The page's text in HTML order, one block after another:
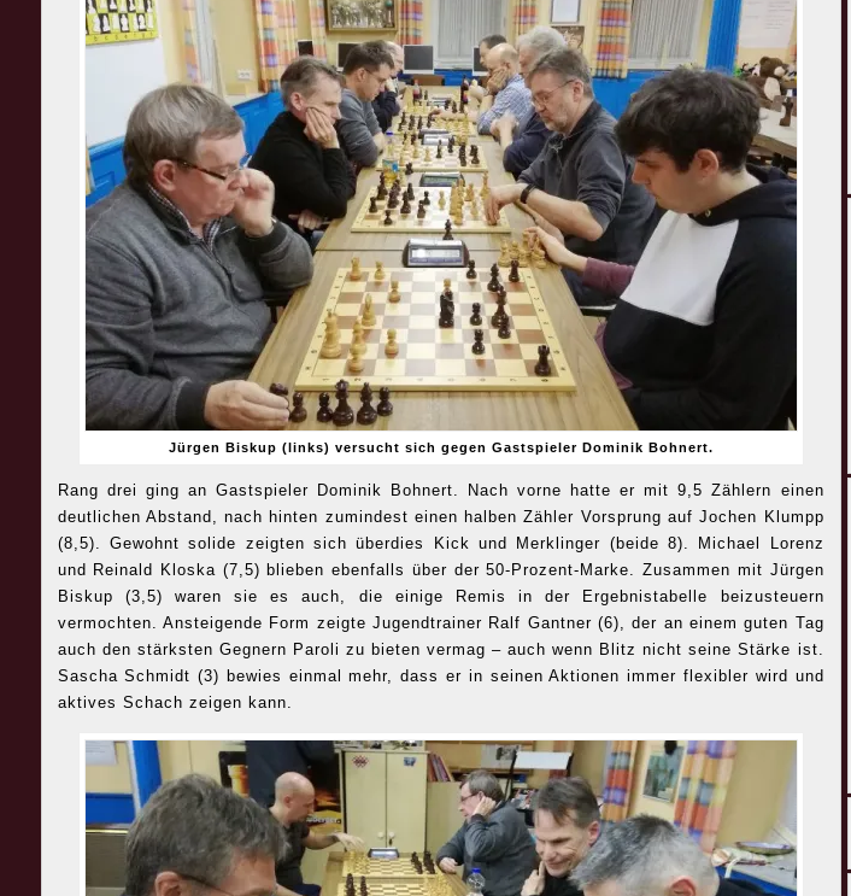
Jürgen Biskup (links) versucht sich gegen Gastspieler Dominik Bohnert.
Rang drei ging an Gastspieler Dominik Bohnert. Nach vorne hatte er mit 9,5 Zählern einen
deutlichen Abstand, nach hinten zumindest einen halben Zähler Vorsprung auf Jochen Klumpp
(8,5). Gewohnt solide zeigten sich überdies Kick und Merklinger (beide 8). Michael Lorenz
und Reinald Kloska (7,5) blieben ebenfalls über der 50-Prozent-Marke. Zusammen mit Jürgen
Biskup (3,5) waren sie es auch, die einige Remis in der Ergebnistabelle beizusteuern
vermochten. Ansteigende Form zeigte Jugendtrainer Ralf Gantner (6), der an einem guten Tag
auch den stärksten Gegnern Paroli zu bieten vermag – auch wenn Blitz nicht seine Stärke ist.
Sascha Schmidt (3) bewies einmal mehr, dass er in seinen Aktionen immer flexibler wird und
aktives Schach zeigen kann.